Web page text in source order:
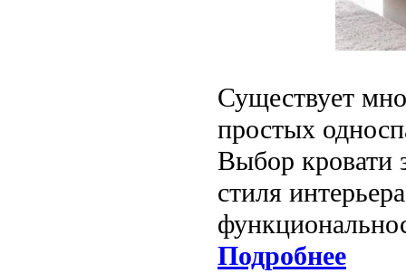
Существует
простых
Выбор кровати
стиля
Подробнее